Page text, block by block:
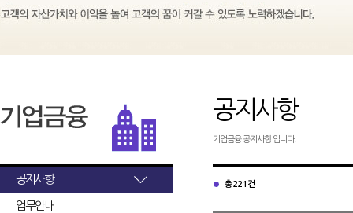
공지사항
업무안내
공지사항
기업금융 공지사항 입니다.
총 221건